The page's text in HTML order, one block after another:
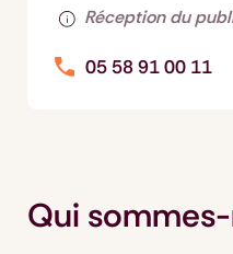
Réception du
05 58 91 00 11
Qui